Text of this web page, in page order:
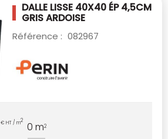
DALLE LISSE 40X40 ÉP 4,5CM
GRIS ARDOISE
Référence : 082967
€ HT / m2 0 m2